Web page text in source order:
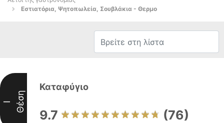
Εστιατόρια, Ψητοπωλεία, Σουβλάκια - Θερμο
I Θέση
Καταφύγιο
9.7 (76)